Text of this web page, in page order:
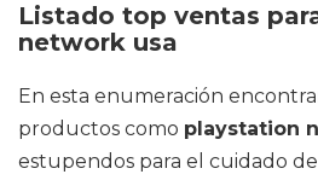
Listado top ventas
network usa
En esta enumeración
productos como playstation
estupendos para el cuidado